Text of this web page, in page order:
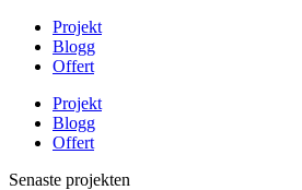
Projekt
Blogg
Offert
Projekt
Blogg
Offert
Senaste projekten